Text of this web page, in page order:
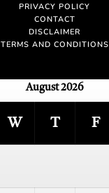
PRIVACY POLICY
CONTACT
DISCLAIMER
TERMS AND CONDITIONS
August 2026
W T F